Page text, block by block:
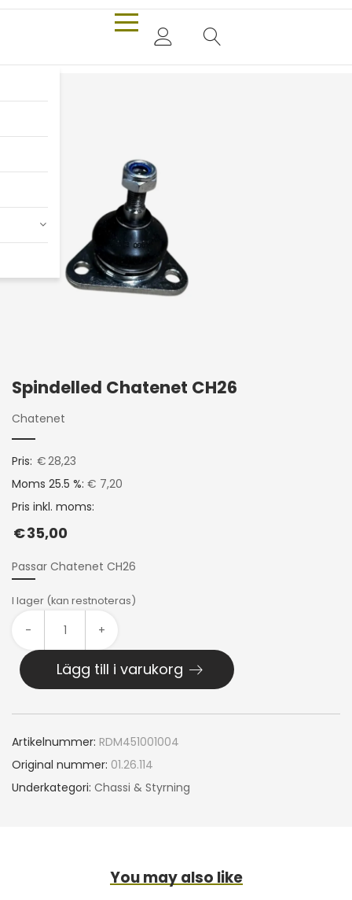
Spindelled Chatenet CH26
Chatenet
Pris: €28,23
Moms 25.5 %: € 7,20
Pris inkl. moms:
€35,00
Passar Chatenet CH26
I lager (kan restnoteras)
- +
Lägg till i varukorg
Artikelnummer: RDM451001004
Original nummer: 01.26.114
Underkategori: Chassi & Styrning
You may also like